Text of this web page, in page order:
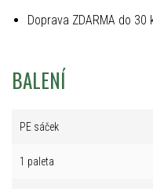
Doprava ZDARMA do
BALENÍ
PE sáček
1 paleta